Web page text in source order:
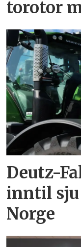
torotor
Deutz-
inntil
Norge